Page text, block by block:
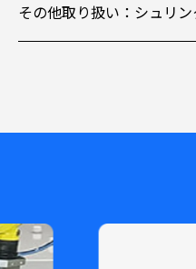
その他取り扱い：シュリ